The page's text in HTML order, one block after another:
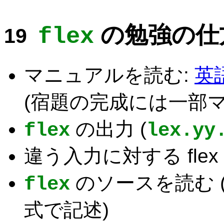
flex の勉強の
マニュアルを読む: 英
(宿題の完成には一部
flex の出力 (
違う入力に対する
flex のソースを読む
式で記述)